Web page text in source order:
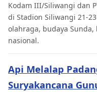
Kodam III/Siliwangi dan
di Stadion Siliwangi 21-
olahraga, budaya
nasional.
Api Melalap
Suryakancana